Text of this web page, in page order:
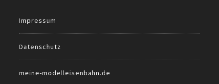
Impressum
Datenschutz
meine-modelleisenbahn.de